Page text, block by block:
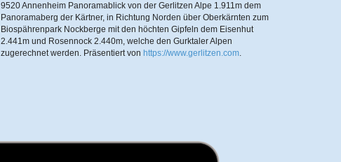
9520 Annenheim Panoramablick von der Gerlitzen Alpe 1.911m dem
Panoramaberg der Kärtner, in Richtung Norden über Oberkärnten zum
Biospährenpark Nockberge mit den höchten Gipfeln dem Eisenhut
2.441m und Rosennock 2.440m, welche den Gurktaler Alpen
zugerechnet werden. Präsentiert von https://www.gerlitzen.com.